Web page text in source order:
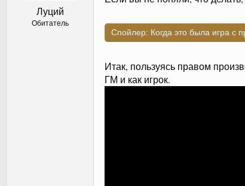
Луций
Обитатель
Спойлер: Когда это была игра с
Итак, пользуясь правом
ГМ и как игрок.